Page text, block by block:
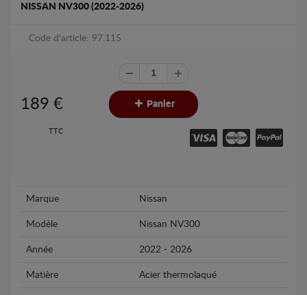
NISSAN NV300 (2022-2026)
Code d'article: 97.115
189 €
TTC
Panier
Marque Nissan
Modèle Nissan NV300
Année 2022 - 2026
Matière Acier thermolaqué